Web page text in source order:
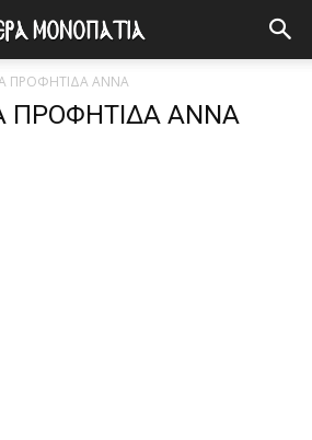
ΠΡΟΦΗΤΙΔΑ ΑΝΝΑ
ΠΡΟΦΗΤΙΔΑ ΑΝΝΑ